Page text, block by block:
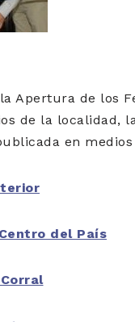
Apertura de los
de la localidad,
en
del País